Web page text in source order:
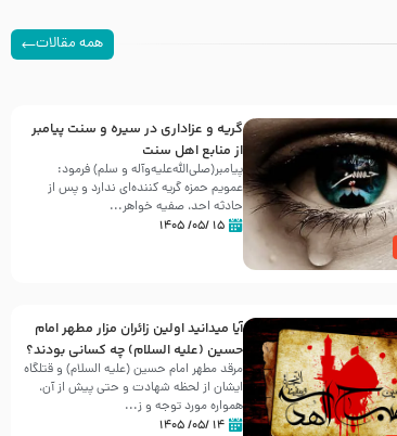
همه مقالات
گریه و عزاداری در سیره و سنت پیامبر
از منابع اهل سنت
پیامبر(صلی‌الله‌علیه‌وآله و سلم) فرمود:
عمویم حمزه گریه کننده‌ای ندارد و پس از
حادثه احد، صفیه خواهر...
۱۵ /۰۵/ ۱۴۰۵
آیا میدانید اولین زائران مزار مطهر امام
حسین (علیه السلام) چه کسانی بودند؟
مرقد مطهر امام حسین (علیه السلام) و قتلگاه
ایشان از لحظه شهادت و حتی پیش از آن،
همواره مورد توجه و ز...
۱۴ /۰۵/ ۱۴۰۵